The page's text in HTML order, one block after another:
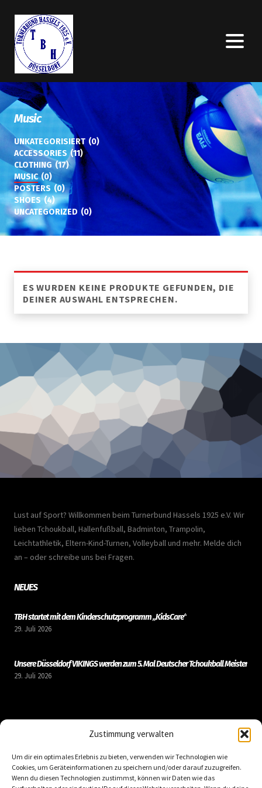
Zustimmung verwalten
Um dir ein optimales Erlebnis zu bieten, verwenden wir Technologien wie
Cookies, um Geräteinformationen zu speichern und/oder darauf zuzugreifen.
Wenn du diesen Technologien zustimmst, können wir Daten wie das
Music
UNKATEGORISIERT (0)
ACCESSORIES (11)
CLOTHING (17)
MUSIC (0)
POSTERS (0)
SHOES (4)
UNCATEGORIZED (0)
ES WURDEN KEINE PRODUKTE GEFUNDEN, DIE
DEINER AUSWAHL ENTSPRECHEN.
Lust auf Sport? Willkommen beim Turnerbund Hassels 1925 e.V. Wir
lieben Tchoukball, Hallenfußball, Badminton, Trampolin,
Leichtathletik, Eltern-Kind-Turnen, Volleyball und mehr. Melde dich
an – oder schreibe uns bei Fragen.
NEUES
TBH startet mit dem Kinderschutzprogramm „KidsCare“
29. Juli 2026
Unsere Düsseldorf VIKINGS werden zum 5. Mal Deutscher Tchoukball Meister
29. Juli 2026
Kontakt
Impressum